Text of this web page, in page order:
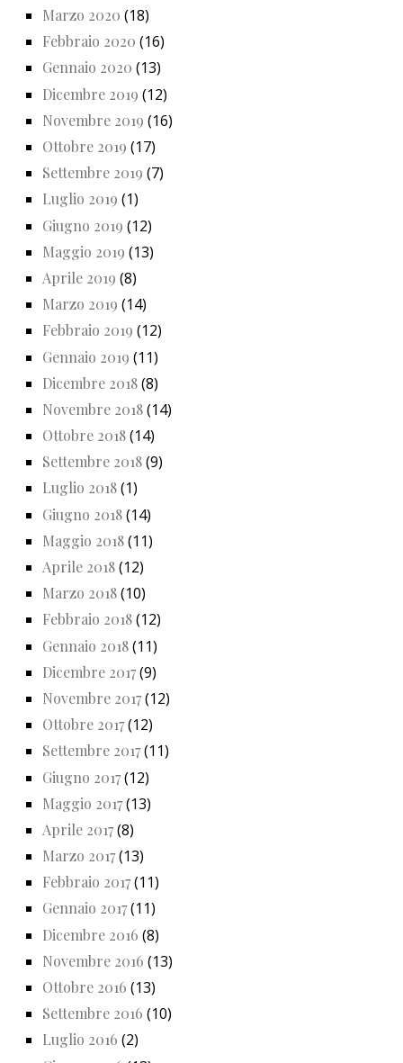
Marzo 2020 (18)
Febbraio 2020 (16)
Gennaio 2020 (13)
Dicembre 2019 (12)
Novembre 2019 (16)
Ottobre 2019 (17)
Settembre 2019 (7)
Luglio 2019 (1)
Giugno 2019 (12)
Maggio 2019 (13)
Aprile 2019 (8)
Marzo 2019 (14)
Febbraio 2019 (12)
Gennaio 2019 (11)
Dicembre 2018(8)
Novembre 2018(14)
Ottobre 2018(14)
Settembre 2018(9)
Luglio 2018(1)
Giugno 2018(14)
Maggio 2018(11)
Aprile 2018(12)
Marzo 2018(10)
Febbraio 2018(12)
Gennaio 2018(11)
Dicembre 2017(9)
Novembre 2017(12)
Ottobre 2017(12)
Settembre 2017(11)
Giugno 2017(12)
Maggio 2017(13)
Aprile 2017(8)
Marzo 2017(13)
Febbraio 2017(11)
Gennaio 2017(11)
Dicembre 2016 (8)
Novembre 2016 (13)
Ottobre 2016 (13)
Settembre 2016 (10)
Luglio 2016 (2)